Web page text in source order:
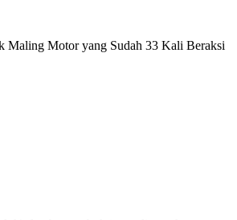
Maling Motor yang Sudah 33 Kali Beraksi